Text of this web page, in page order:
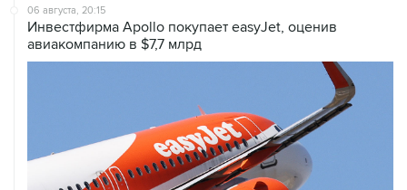
06 августа, 20:15
Инвестфирма Apollo покупает easyJet, оценив
авиакомпанию в $7,7 млрд